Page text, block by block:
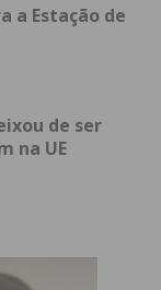
a Estação de
de ser
na UE